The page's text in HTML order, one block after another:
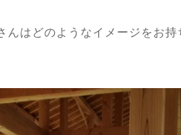
んはどのようなイメージをお